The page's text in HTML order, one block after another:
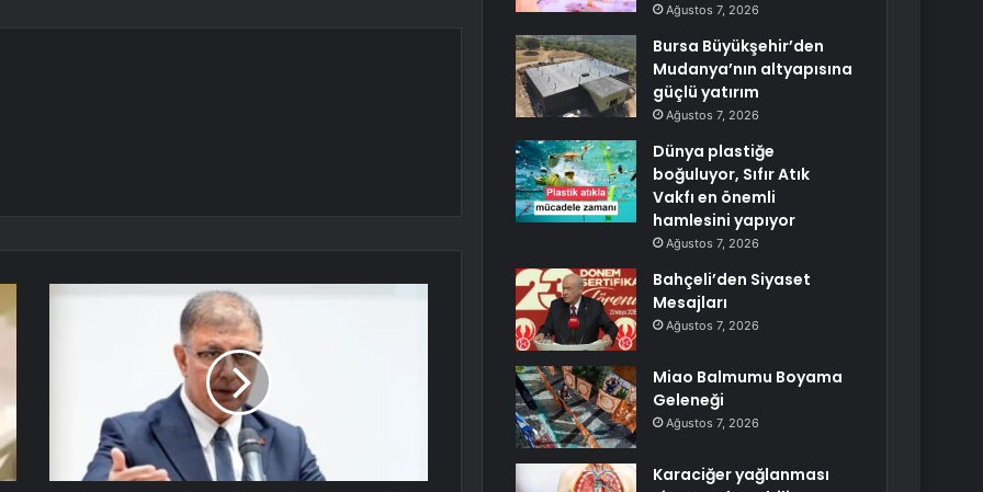
Ağustos 7, 2026
Bursa Büyükşehir’den
Mudanya’nın altyapısına
güçlü yatırım
Ağustos 7, 2026
Dünya plastiğe
boğuluyor, Sıfır Atık
Vakfı en önemli
hamlesini yapıyor
Ağustos 7, 2026
Bahçeli’den Siyaset
Mesajları
Ağustos 7, 2026
Miao Balmumu Boyama
Geleneği
Ağustos 7, 2026
Karaciğer yağlanması